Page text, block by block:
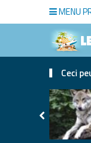
MENU
Ceci